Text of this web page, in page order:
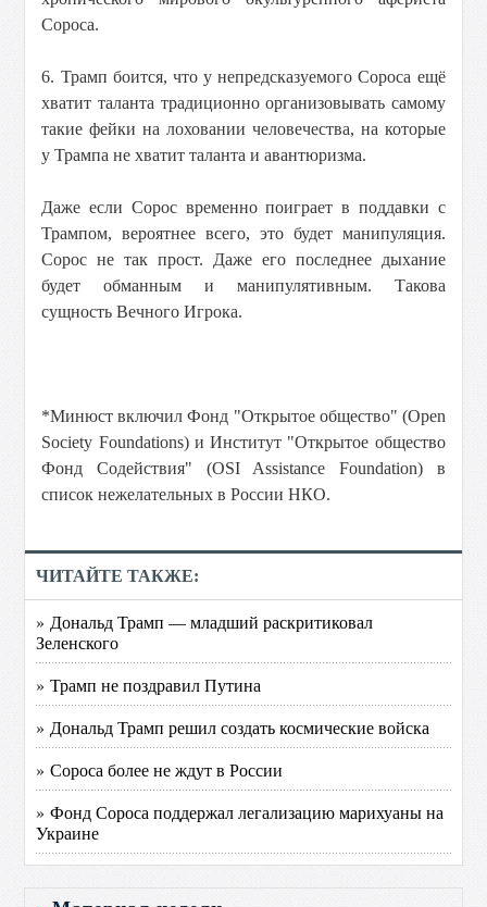
Сороса.
6. Трамп боится, что у непредсказуемого Сороса ещё
хватит таланта традиционно организовывать самому
такие фейки на лоховании человечества, на которые
у Трампа не хватит таланта и авантюризма.
Даже если Сорос временно поиграет в поддавки с
Трампом, вероятнее всего, это будет манипуляция.
Сорос не так прост. Даже его последнее дыхание
будет обманным и манипулятивным. Такова
сущность Вечного Игрока.
*Минюст включил Фонд "Открытое общество" (Open
Society Foundations) и Институт "Открытое общество
Фонд Содействия" (OSI Assistance Foundation) в
список нежелательных в России НКО.
ЧИТАЙТЕ ТАКЖЕ:
» Дональд Трамп — младший раскритиковал
Зеленского
» Трамп не поздравил Путина
» Дональд Трамп решил создать космические войска
» Сороса более не ждут в России
» Фонд Сороса поддержал легализацию марихуаны на
Украине